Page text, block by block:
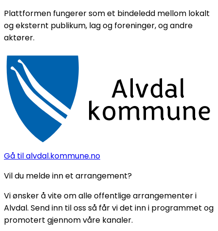
Plattformen fungerer som et bindeledd mellom lokalt
og eksternt publikum, lag og foreninger, og andre
aktører.
Gå til alvdal.kommune.no
Vil du melde inn et arrangement?
Vi ønsker å vite om alle offentlige arrangementer i
Alvdal. Send inn til oss så får vi det inn i programmet og
promotert gjennom våre kanaler.